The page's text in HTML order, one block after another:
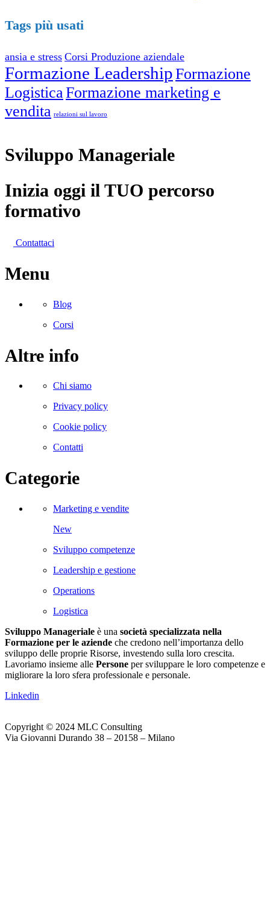
Tags più usati
ansia e stress Corsi Produzione aziendale
Formazione LeadershipFormazione
LogisticaFormazione marketing e
vendita relazioni sul lavoro
Sviluppo Manageriale
Inizia oggi il TUO percorso
formativo
Contattaci
Menu
Blog
Corsi
Altre info
Chi siamo
Privacy policy
Cookie policy
Contatti
Categorie
Marketing e vendite
New
Sviluppo competenze
Leadership e gestione
Operations
Logistica
Sviluppo Manageriale è una società specializzata nella
Formazione per le aziende che credono nell’importanza dello
sviluppo delle proprie Risorse, investendo sulla loro crescita.
Lavoriamo insieme alle Persone per sviluppare le loro competenze e
migliorare la loro sfera professionale e personale.
Linkedin
Copyright © 2024 MLC Consulting
Via Giovanni Durando 38 – 20158 – Milano